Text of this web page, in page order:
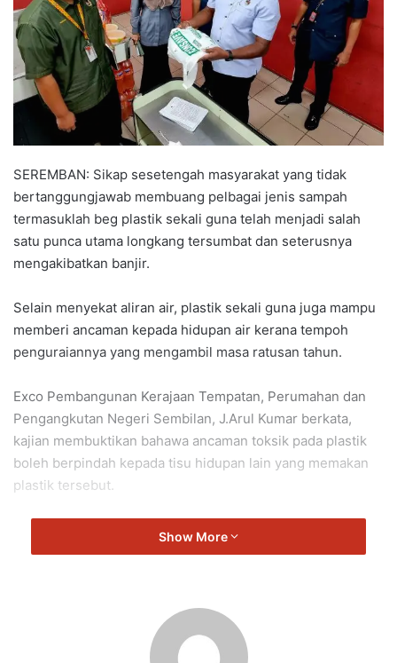
a
i
SEREMBAN: Sikap sesetengah masyarakat yang tidak
bertanggungjawab membuang pelbagai jenis sampah
termasuklah beg plastik sekali guna telah menjadi salah
satu punca utama longkang tersumbat dan seterusnya
mengakibatkan banjir.
Selain menyekat aliran air, plastik sekali guna juga mampu
memberi ancaman kepada hidupan air kerana tempoh
penguraiannya yang mengambil masa ratusan tahun.
Exco Pembangunan Kerajaan Tempatan, Perumahan dan
Pengangkutan Negeri Sembilan, J.Arul Kumar berkata,
kajian membuktikan bahawa ancaman toksik pada plastik
boleh berpindah kepada tisu hidupan lain yang memakan
plastik tersebut.
Pembakaran bahan plastik pula akan menghasilkan gas
berbahaya seperti nitrogen oxides dan sulfur dioxide.
Guna, Polesterina serta Penggunaan Penyedut Minuman
(hanya) Atas Permintaan” di seluruh Negeri Sembilan telah
Show More